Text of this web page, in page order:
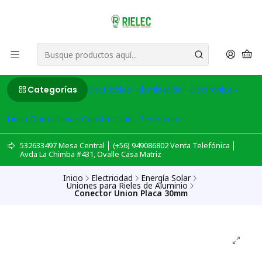
Categorías Electricidad Iluminación Electronica
Linea Domiciliaria Construcción Ferreteria
532633497 Mesa Central │ (+56) 949086802 Venta Telefónica │
Avda La Chimba #431, Ovalle Casa Matriz
Inicio Electricidad Energía Solar
Uniones para Rieles de Aluminio
Conector Union Placa 30mm